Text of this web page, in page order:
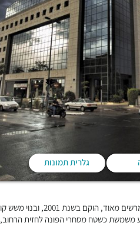
גלרית תמונות
"אשדר 2000" מבנה משרדים ומסחר,
משמשת כשטח מסחרי הפונה לחזית